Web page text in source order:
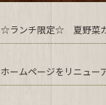
☆ランチ限定☆ 夏野菜